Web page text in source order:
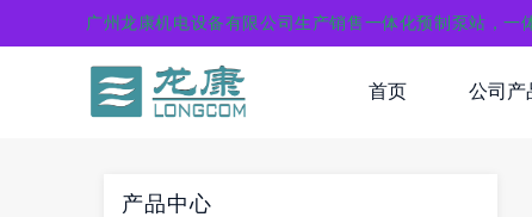
广州龙康机电设备有限公司生产销售一体化预制泵站，一
首页 公司产
产品中心